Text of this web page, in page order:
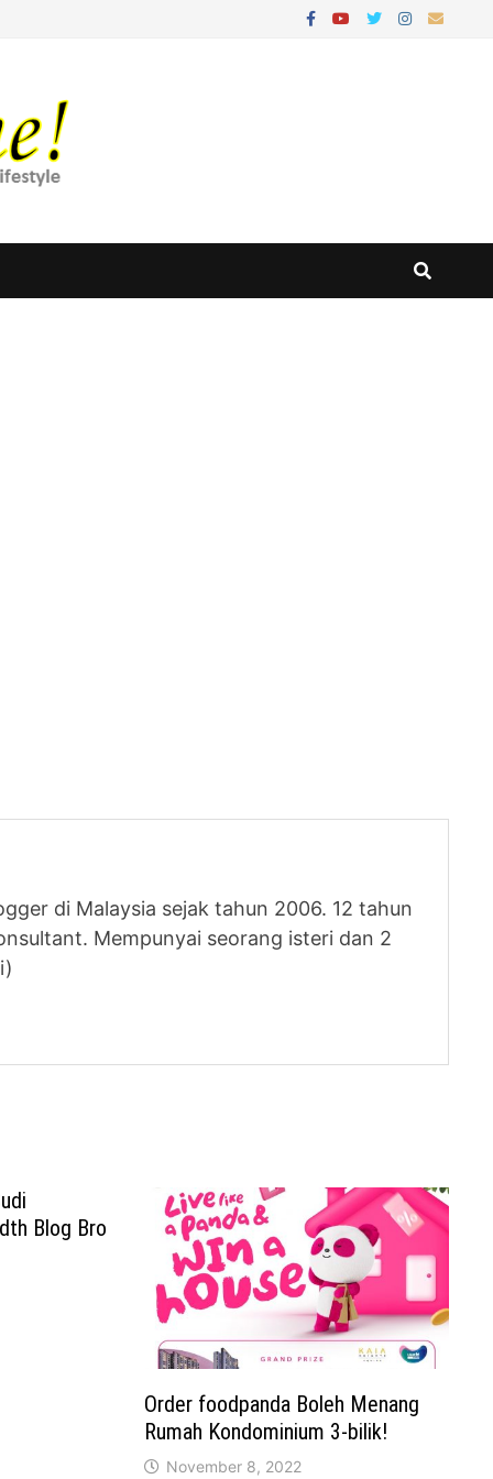
di Malaysia sejak tahun 2006. 12 tahun
Mempunyai seorang isteri dan 2
Blog Bro
Order foodpanda Boleh Menang
Rumah Kondominium 3-bilik!
November 8, 2022